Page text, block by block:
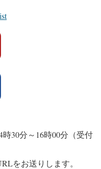
時30分～16時00分（受付
をお送りします。